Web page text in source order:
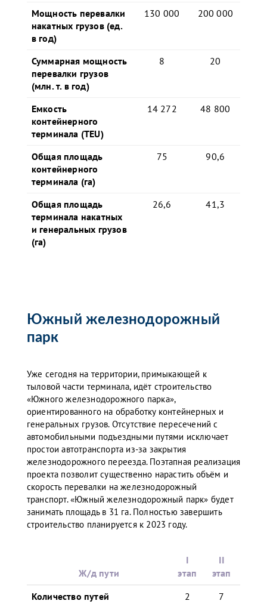
Мощность перевалки
накатных грузов (ед.
в год)
130 000 200 000
Суммарная мощность
перевалки грузов
(млн. т. в год)
8 20
Емкость
контейнерного
терминала (TEU)
14 272 48 800
Общая площадь
контейнерного
терминала (га)
75 90,6
Общая площадь
терминала накатных
и генеральных грузов
(га)
26,6 41,3
Южный железнодорожный
парк
Уже сегодня на территории, примыкающей к
тыловой части терминала, идёт строительство
«Южного железнодорожного парка»,
ориентированного на обработку контейнерных и
генеральных грузов. Отсутствие пересечений с
автомобильными подъездными путями исключает
простои автотранспорта из-за закрытия
железнодорожного переезда. Поэтапная реализация
проекта позволит существенно нарастить объём и
скорость перевалки на железнодорожный
транспорт. «Южный железнодорожный парк» будет
занимать площадь в 31 га. Полностью завершить
строительство планируется к 2023 году.
Ж/д пути
I
этап
II
этап
Количество путей
2
7